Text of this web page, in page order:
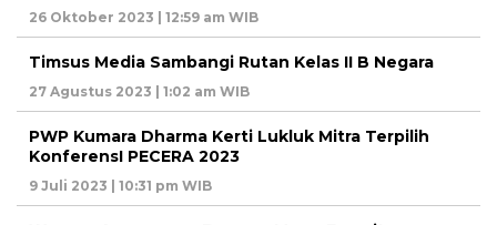
26 Oktober 2023 | 12:59 am WIB
Timsus Media Sambangi Rutan Kelas II B Negara
27 Agustus 2023 | 1:02 am WIB
PWP Kumara Dharma Kerti Lukluk Mitra Terpilih
KonferensI PECERA 2023
9 Juli 2023 | 10:31 pm WIB